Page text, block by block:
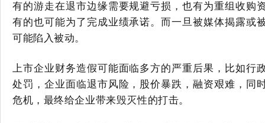
有的游走在退市边缘需要规避亏损，也有为重组收购
有的也可能为了完成业绩承诺。而一旦被媒体揭露或
可能陷入被动。
上市企业财务造假可能面临多方的严重后果，比如行
处罚，企业面临退市风险，股价暴跌，融资艰难，同
危机，最终给企业带来毁灭性的打击。